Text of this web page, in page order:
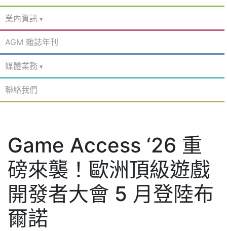
業內資訊
AGM 雜誌年刊
媒體業務
聯絡我們
Game Access ‘26 重
磅來襲！歐洲頂級遊戲
開發者大會 5 月登陸布
爾諾